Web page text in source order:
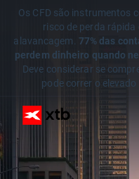
Os CFD são instrumentos
risco de perda
alavancagem. 77% das
perdem dinheiro quando
Deve considerar se
pode correr o